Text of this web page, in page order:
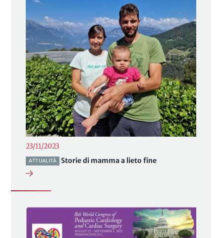
23/11/2023
ATTUALITÀ Storie di mamma a lieto fine